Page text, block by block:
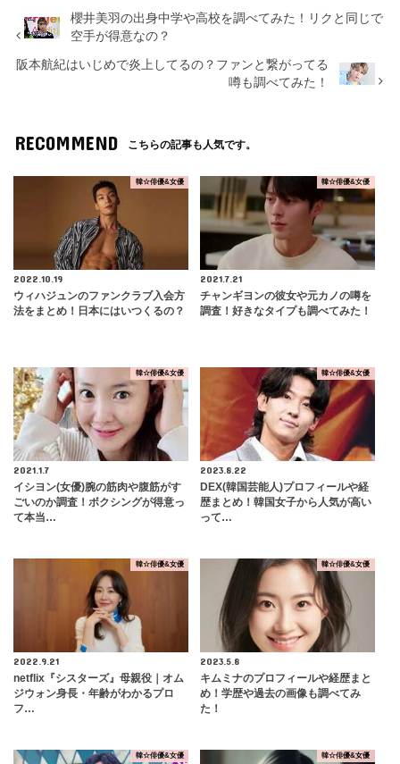
櫻井美羽の出身中学や高校を調べてみた！リクと同じで
空手が得意なの？
阪本航紀はいじめで炎上してるの？ファンと繋がってる
噂も調べてみた！
RECOMMEND こちらの記事も人気です。
韓☆俳優&女優
2022.10.19
ウィハジュンのファンクラブ入会方
法をまとめ！日本にはいつくるの？
韓☆俳優&女優
2021.7.21
チャンギヨンの彼女や元カノの噂を
調査！好きなタイプも調べてみた！
韓☆俳優&女優
2021.1.7
イシヨン(女優)腕の筋肉や腹筋がす
ごいのか調査！ボクシングが得意っ
て本当…
韓☆俳優&女優
2023.8.22
DEX(韓国芸能人)プロフィールや経
歴まとめ！韓国女子から人気が高い
って…
韓☆俳優&女優
2022.9.21
netflix『シスターズ』母親役｜オム
ジウォン身長・年齢がわかるプロ
フ…
韓☆俳優&女優
2023.5.8
キムミナのプロフィールや経歴まと
め！学歴や過去の画像も調べてみ
た！
韓☆俳優&女優 韓☆俳優&女優